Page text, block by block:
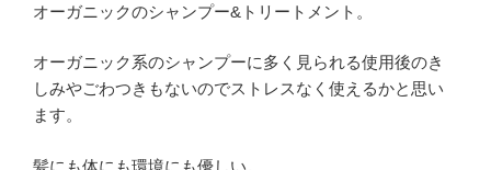
オーガニックのシャンプー&トリートメント。
オーガニック系のシャンプーに多く見られる使用後のき
しみやごわつきもないのでストレスなく使えるかと思い
ます。
髪にも体にも環境にも優しい。